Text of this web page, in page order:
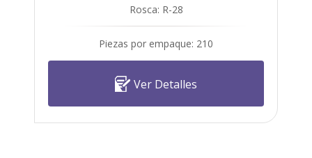
Rosca: R-28
Piezas por empaque: 210
Ver Detalles